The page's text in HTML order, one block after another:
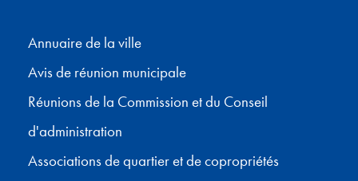
Annuaire de la ville
Avis de réunion municipale
Réunions de la Commission et du Conseil
d'administration
Associations de quartier et de copropriétés